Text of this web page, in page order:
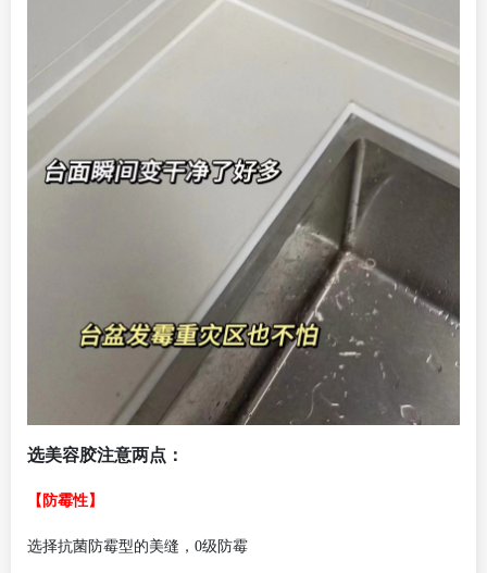
选美容胶注意两点：
【防霉性】
选择抗菌防霉型的美缝，0级防霉